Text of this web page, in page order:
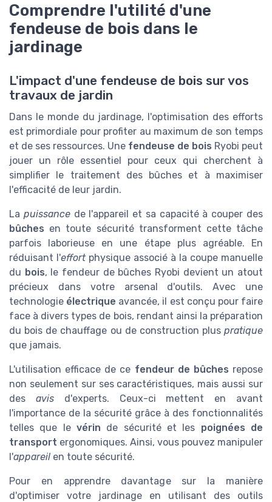
Comprendre l'utilité d'une
fendeuse de bois dans le
jardinage
L'impact d'une fendeuse de bois sur vos
travaux de jardin
Dans le monde du jardinage, l'optimisation des efforts
est primordiale pour profiter au maximum de son temps
et de ses ressources. Une fendeuse de bois Ryobi peut
jouer un rôle essentiel pour ceux qui cherchent à
simplifier le traitement des bûches et à maximiser
l'efficacité de leur jardin.
La puissancede l'appareil et sa capacité à couper des
bûches en toute sécurité transforment cette tâche
parfois laborieuse en une étape plus agréable. En
réduisant l'effortphysique associé à la coupe manuelle
du bois, le fendeur de bûches Ryobi devient un atout
précieux dans votre arsenal d'outils. Avec une
technologie électrique avancée, il est conçu pour faire
face à divers types de bois, rendant ainsi la préparation
du bois de chauffage ou de construction plus pratique
que jamais.
L'utilisation efficace de ce fendeur de bûches repose
non seulement sur ses caractéristiques, mais aussi sur
des avisd'experts. Ceux-ci mettent en avant
l'importance de la sécurité grâce à des fonctionnalités
telles que le vérin de sécurité et les poignées de
transport ergonomiques. Ainsi, vous pouvez manipuler
l'appareil en toute sécurité.
Pour en apprendre davantage sur la manière
d'optimiser votre jardinage en utilisant des outils